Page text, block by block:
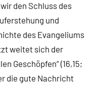
den Schluss des
und
des Evangeliums
weitet sich der
Geschöpfen“ (16,15;
die gute Nachricht